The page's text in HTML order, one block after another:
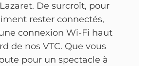
De surcroît, pour
rester connectés,
connexion Wi-Fi haut
de nos VTC. Que vous
pour un spectacle à